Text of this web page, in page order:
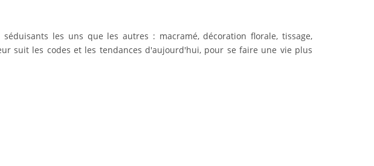
les uns que les autres : macramé, décoration florale, tissage,
suit les codes et les tendances d'aujourd'hui, pour se faire une vie plus